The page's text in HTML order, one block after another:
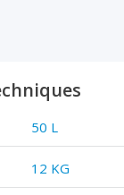
50 L
12 KG